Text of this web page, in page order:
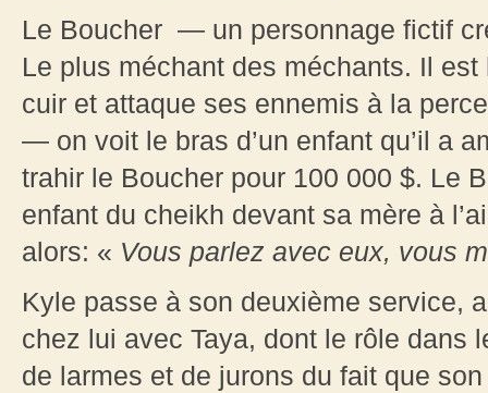
Le Boucher — un personnage fictif
Le plus méchant des méchants. Il
cuir et attaque ses ennemis à la
— on voit le bras d’un enfant qu’il a
trahir le Boucher pour 100 000 $. Le
enfant du cheikh devant sa mère à
alors: « Vous parlez avec eux, vous
Kyle passe à son deuxième service,
chez lui avec Taya, dont le rôle dans
de larmes et de jurons du fait que